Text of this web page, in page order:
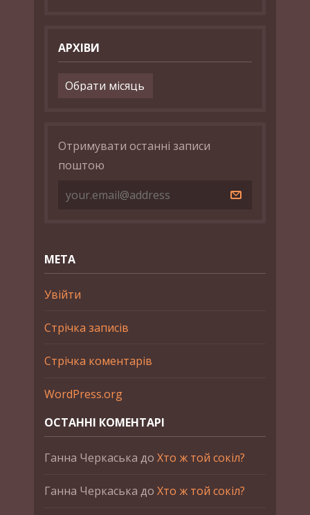
АРХІВИ
Архіви
Отримувати останні записи
поштою
МЕТА
Увійти
Стрічка записів
Стрічка коментарів
WordPress.org
ОСТАННІ КОМЕНТАРІ
Ганна Черкаська до Хто ж той сокіл?
Ганна Черкаська до Хто ж той сокіл?